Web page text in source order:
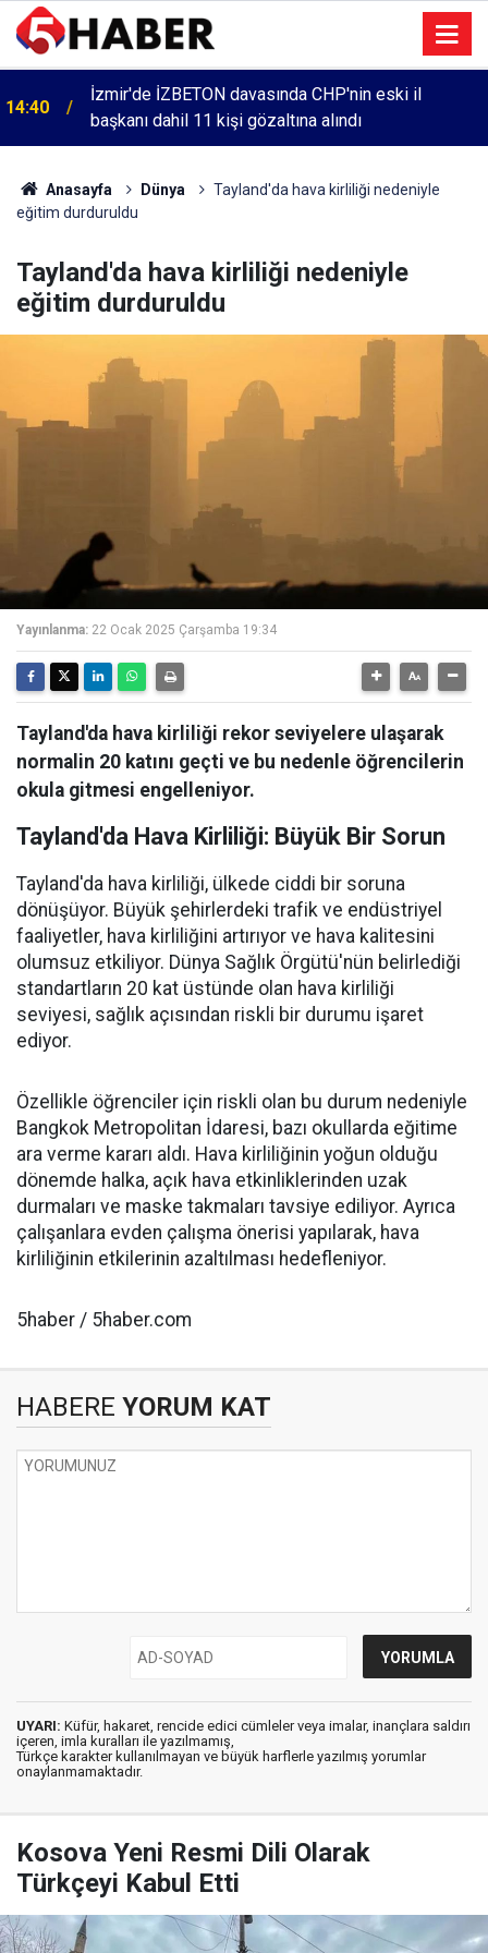
14:40
İzmir'de İZBETON davasında CHP'nin eski il
başkanı dahil 11 kişi gözaltına alındı
Anasayfa Dünya
Tayland'da hava kirliliği nedeniyle
eğitim durduruldu
Tayland'da hava kirliliği nedeniyle
eğitim durduruldu
Yayınlanma: 22 Ocak 2025 Çarşamba 19:34
Tayland'da hava kirliliği rekor seviyelere ulaşarak
normalin 20 katını geçti ve bu nedenle öğrencilerin
okula gitmesi engelleniyor.
Tayland'da Hava Kirliliği: Büyük Bir Sorun
Tayland'da hava kirliliği, ülkede ciddi bir soruna
dönüşüyor. Büyük şehirlerdeki trafik ve endüstriyel
faaliyetler, hava kirliliğini artırıyor ve hava kalitesini
olumsuz etkiliyor. Dünya Sağlık Örgütü'nün belirlediği
standartların 20 kat üstünde olan hava kirliliği
seviyesi, sağlık açısından riskli bir durumu işaret
ediyor.
Özellikle öğrenciler için riskli olan bu durum nedeniyle
Bangkok Metropolitan İdaresi, bazı okullarda eğitime
ara verme kararı aldı. Hava kirliliğinin yoğun olduğu
dönemde halka, açık hava etkinliklerinden uzak
durmaları ve maske takmaları tavsiye ediliyor. Ayrıca
çalışanlara evden çalışma önerisi yapılarak, hava
kirliliğinin etkilerinin azaltılması hedefleniyor.
5haber / 5haber.com
HABERE YORUM KAT
UYARI: Küfür, hakaret, rencide edici cümleler veya imalar, inançlara saldırı
içeren, imla kuralları ile yazılmamış,
Türkçe karakter kullanılmayan ve büyük harflerle yazılmış yorumlar
onaylanmamaktadır.
Kosova Yeni Resmi Dili Olarak
Türkçeyi Kabul Etti